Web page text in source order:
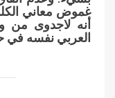
غموض معاني
أنه لاجدوى من
العربي نفسه في